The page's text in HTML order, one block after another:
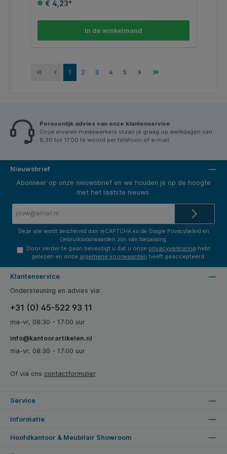
€ 4,23*
In de winkelmand
1 2 3 4 5
Persoonlijk advies van onze klantenservice
Onze ervaren medewerkers staan je graag op werkdagen van
8.30 tot 17.00 te woord per telefoon of e-mail.
Nieuwsbrief
Abonneer op onze nieuwsbrief en we houden je op de hoogte
met het laatste nieuws.
Deze site wordt beschermd door reCAPTCHA en de Google Privacybeleid en
Gebruiksvoorwaarden zijn van toepassing.
Door verder te gaan bevestigt u dat u onze privacyverklaring hebt
gelezen en onze algemene voorwaarden heeft geaccepteerd.
Klantenservice
Ondersteuning en advies via:
+31 (0) 45-522 93 11
ma-vr, 08:30 - 17:00 uur
info@kantoorartikelen.nl
ma-vr, 08:30 - 17:00 uur
Of via ons contactformulier.
Service
Informatie
Hoofdkantoor & Meubilair Showroom